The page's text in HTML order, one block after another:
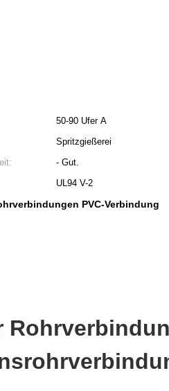
50-90 Ufer A
Spritzgießerei
- Gut.
UL94 V-2
PVC-Verbindung